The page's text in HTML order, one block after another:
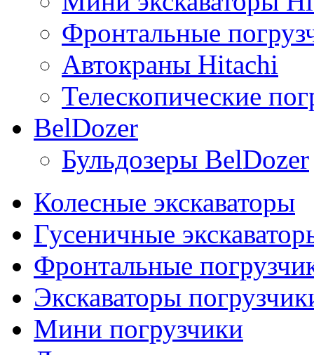
Фронтальные
Автокраны Hitachi
Телескопические
BelDozer
Бульдозеры BelDozer
Колесные экскаваторы
Гусеничные
Фронтальные
Экскаваторы
Мини погрузчики